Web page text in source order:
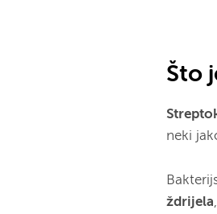
Što
neki
ždrijela